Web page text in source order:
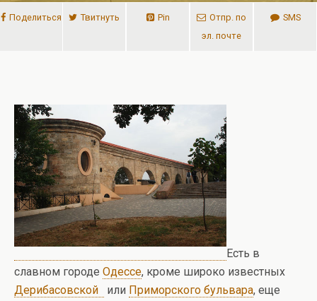
Поделиться Твитнуть Pin
Отпр. по
эл. почте
SMS
Есть в
славном городе Одессе, кроме широко известных
Дерибасовской
или Приморского бульвара, еще